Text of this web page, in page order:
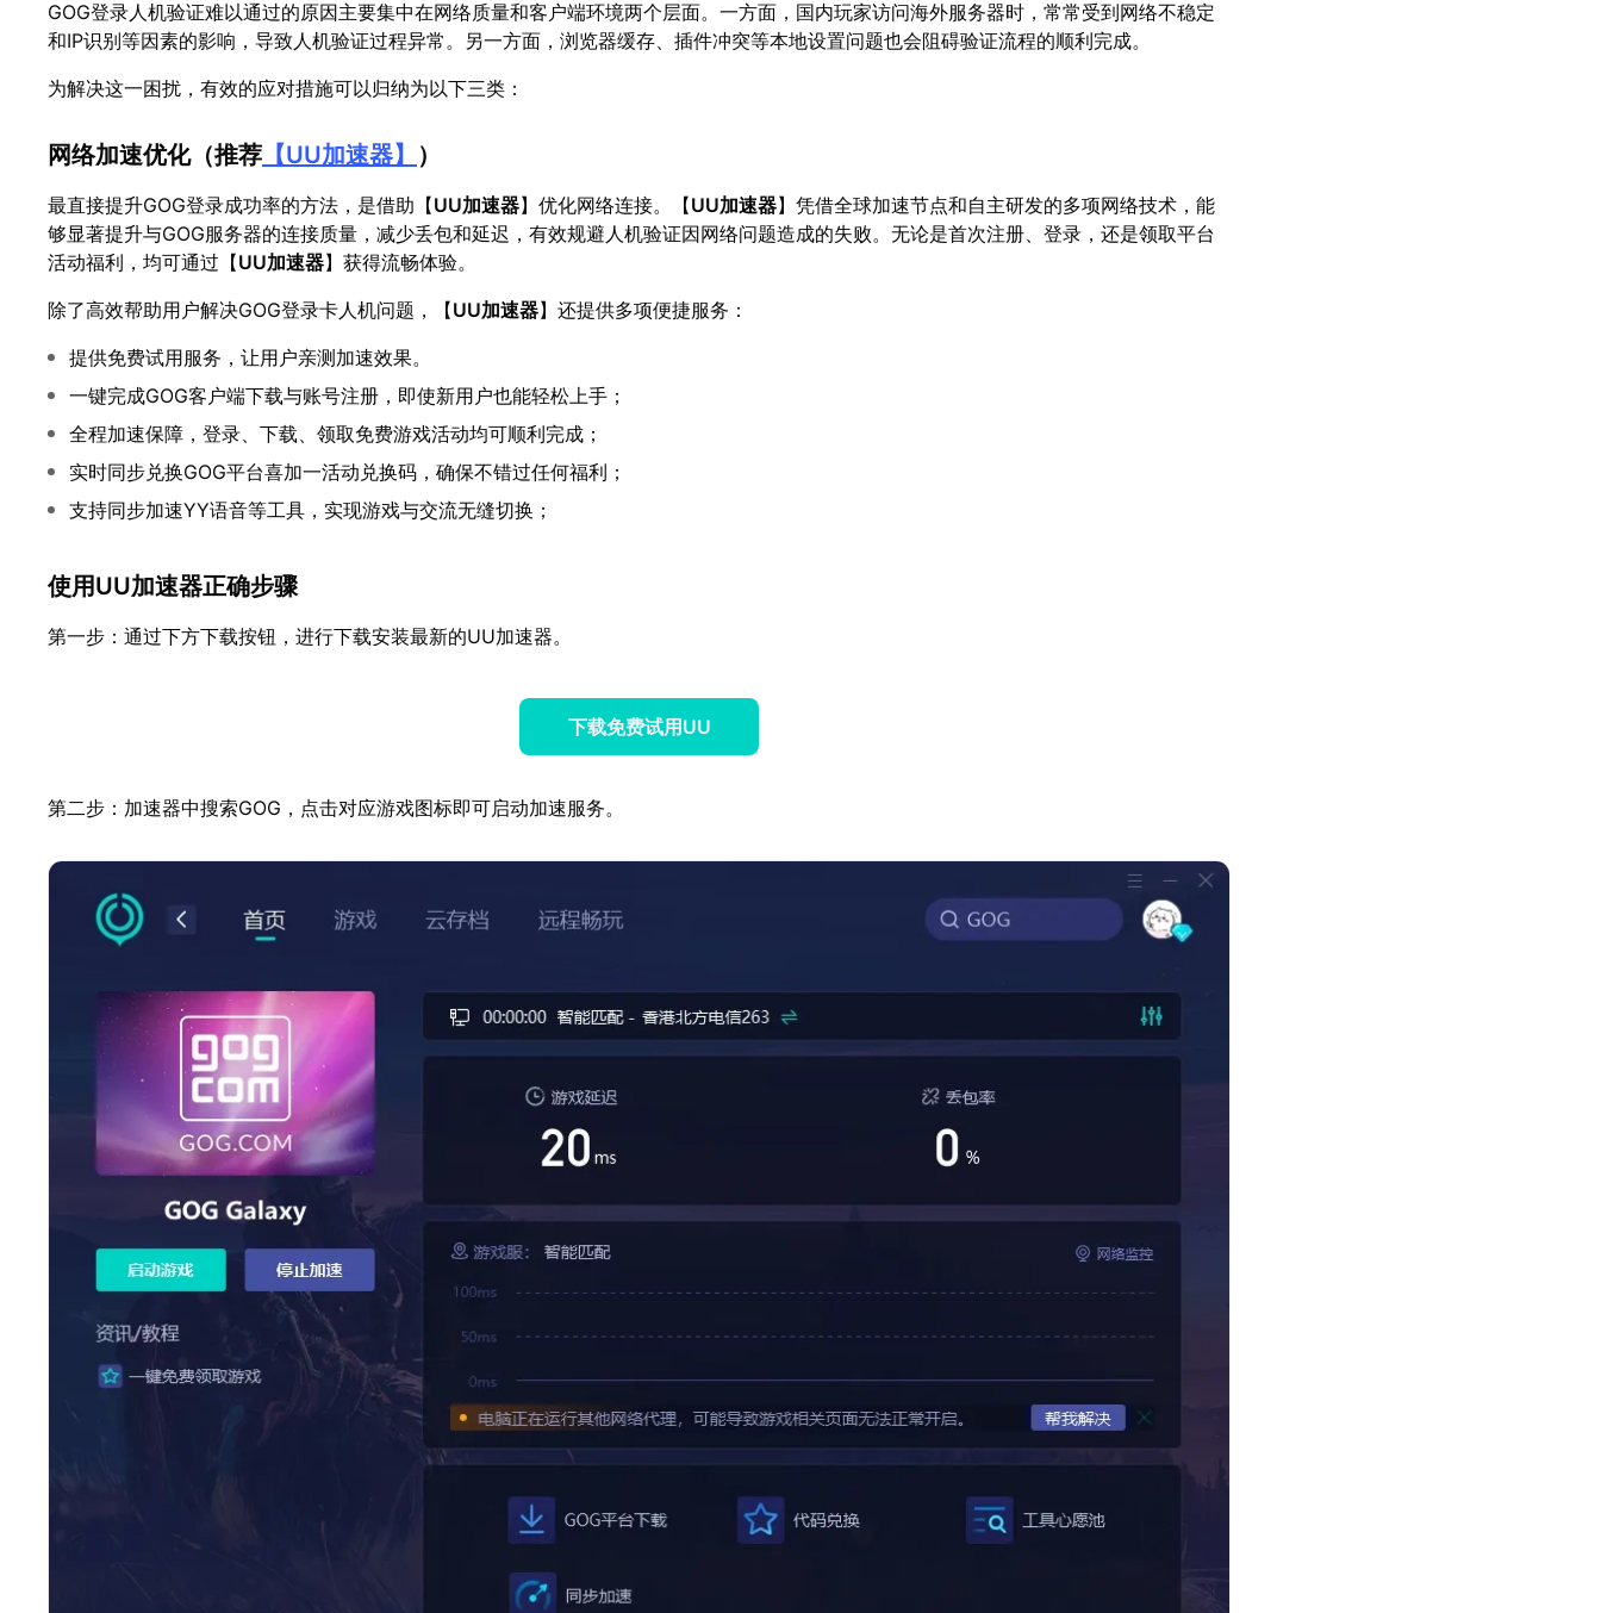
GOG登录人机验证难以通过的原因主要集中在网络质量和客户端环境两个层面。一方面，国内玩家访问海外服务器时，常常受到网络不稳定
和IP识别等因素的影响，导致人机验证过程异常。另一方面，浏览器缓存、插件冲突等本地设置问题也会阻碍验证流程的顺利完成。
为解决这一困扰，有效的应对措施可以归纳为以下三类：
网络加速优化（推荐 【UU加速器】 ）
最直接提升GOG登录成功率的方法，是借助【UU加速器】优化网络连接。【UU加速器】凭借全球加速节点和自主研发的多项网络技术，能
够显著提升与GOG服务器的连接质量，减少丢包和延迟，有效规避人机验证因网络问题造成的失败。无论是首次注册、登录，还是领取平台
活动福利，均可通过【UU加速器】获得流畅体验。
除了高效帮助用户解决GOG登录卡人机问题，【UU加速器】还提供多项便捷服务：
提供免费试用服务，让用户亲测加速效果。
一键完成GOG客户端下载与账号注册，即使新用户也能轻松上手；
全程加速保障，登录、下载、领取免费游戏活动均可顺利完成；
实时同步兑换GOG平台喜加一活动兑换码，确保不错过任何福利；
支持同步加速YY语音等工具，实现游戏与交流无缝切换；
使用UU加速器正确步骤
第一步：通过下方下载按钮，进行下载安装最新的UU加速器。
下载免费试用UU
第二步：加速器中搜索GOG，点击对应游戏图标即可启动加速服务。